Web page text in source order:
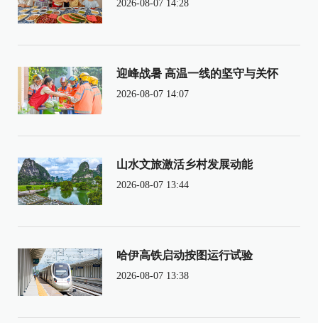
2026-08-07 14:28
迎峰战暑 高温一线的坚守与关怀
2026-08-07 14:07
山水文旅激活乡村发展动能
2026-08-07 13:44
哈伊高铁启动按图运行试验
2026-08-07 13:38